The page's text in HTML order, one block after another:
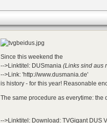
Since this weekend the
-->Linktitel: DUSmania (Links sind aus
-->Link: 'http://www.dusmania.de'
is history - for this year! Reasonable
The same procedure as everytime:
-->Linktitel: Download: TVGigant DUS